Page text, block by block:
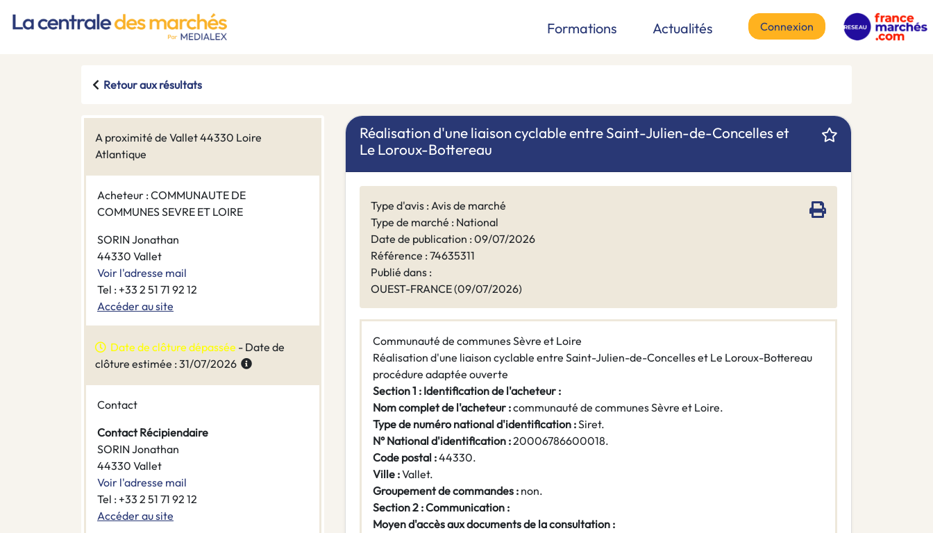
Formations Actualités Connexion
Retour aux résultats
A proximité de Vallet 44330 Loire
Atlantique
Acheteur : COMMUNAUTE DE
COMMUNES SEVRE ET LOIRE
SORIN Jonathan
44330 Vallet
Voir l'adresse mail
Tel : +33 2 51 71 92 12
Accéder au site
Date de clôture dépassée - Date de
clôture estimée : 31/07/2026
Contact
Contact Récipiendaire
SORIN Jonathan
44330 Vallet
Voir l'adresse mail
Tel : +33 2 51 71 92 12
Accéder au site
Réalisation d'une liaison cyclable entre Saint-Julien-de-Concelles et
Le Loroux-Bottereau
Type d'avis : Avis de marché
Type de marché : National
Date de publication : 09/07/2026
Référence : 74635311
Publié dans :
OUEST-FRANCE (09/07/2026)
Communauté de communes Sèvre et Loire
Réalisation d'une liaison cyclable entre Saint-Julien-de-Concelles et Le Loroux-Bottereau
procédure adaptée ouverte
Section 1 : Identification de l'acheteur :
Nom complet de l'acheteur :communauté de communes Sèvre et Loire.
Type de numéro national d'identification :Siret.
N° National d'identification :20006786600018.
Code postal :44330.
Ville :Vallet.
Groupement de commandes : non.
Section 2 : Communication :
Moyen d'accès aux documents de la consultation :